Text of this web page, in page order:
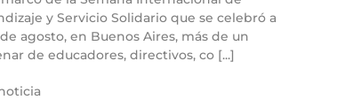
y Servicio Solidario que se celebró a
agosto, en Buenos Aires, más de un
de educadores, directivos, co [...]